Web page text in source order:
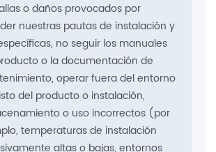
o daños provocados por
nuestras pautas de instalación y
no seguir los manuales
o la documentación de
operar fuera del entorno
del producto o instalación,
o uso incorrectos (por
temperaturas de instalación
altas o bajas, entornos